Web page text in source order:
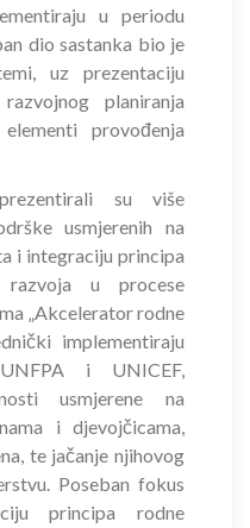
u periodu
dio sastanka bio je
uz prezentaciju
planiranja
provođenja
su više
usmjerenih na
i integraciju principa
u procese
„Akcelerator rodne
implementiraju
i UNICEF,
usmjerene na
i djevojčicama,
te jačanje njihovog
Poseban fokus
principa rodne